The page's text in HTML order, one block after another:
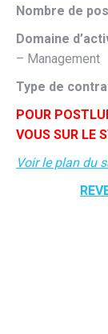
Nombre de
Domaine
– Management
Type de
POUR
VOUS SUR LE
Voir le plan du